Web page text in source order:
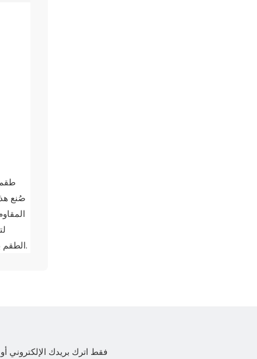
صُنع
الطقم باستخدام براغي من الفولاذ المقاوم للصدأ 304 لمزيد من المتانة، مما يجعله مثاليًا للحدائق الخلفية والشرفات والتراسات والفنادق والمطاعم.
فقط اترك بريدك